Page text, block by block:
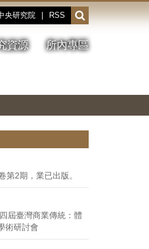
央研究院 RSS
開
啟
或
收
資源 所內專區
停、
圖
圖
結
第2期，業已出版。
屆臺灣商業傳統：體
術研討會